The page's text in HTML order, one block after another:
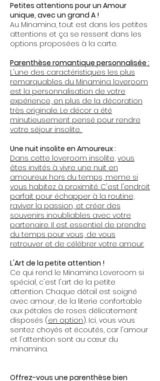
Petites attentions pour un Amour
unique, avec un grand A !
Au Minamina, tout est dans les petites
attentions et ça se ressent dans les
options proposées à la carte.
Parenthèse romantique personnalisée :
L'une des caractéristiques les plus
remarquables du Minamina loveroom
est la personnalisation de votre
expérience, en plus de la décoration
très originale. Le décor a été
minutieusement pensé pour rendre
votre séjour insolite.
Une nuit insolite en Amoureux :
Dans cette loveroom insolite, vous
êtes invités à vivre une nuit en
amoureux hors du temps, meme si
vous habitez à proximité. C'est l'endroit
parfait pour échapper à la routine,
raviver la passion, et créer des
souvenirs inoubliables avec votre
partenaire. Il est essentiel de prendre
du temps pour vous, de vous
retrouver et de célébrer votre amour.
L'Art de la petite attention !
Ce qui rend le Minamina Loveroom si
spécial, c'est l'art de la petite
attention. Chaque détail est soigné
avec amour, de la literie confortable
aux pétales de roses délicatement
disposés (en option). Ici, vous vous
sentez choyés et écoutés, car l'amour
et l'attention sont au cœur du
minamina.
Offrez-vous une parenthèse bien